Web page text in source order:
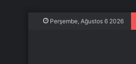
Perşembe, Ağustos 6 2026